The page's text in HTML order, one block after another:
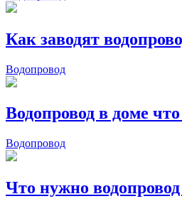
Как заводят
Водопровод
Водопровод в доме
Водопровод
Что нужно